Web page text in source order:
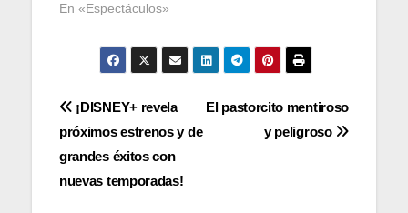
En «Espectáculos»
Navegación
de
entradas
El pastorcito mentiroso
y peligroso
¡DISNEY+ revela
próximos estrenos y de
grandes éxitos con
nuevas temporadas!